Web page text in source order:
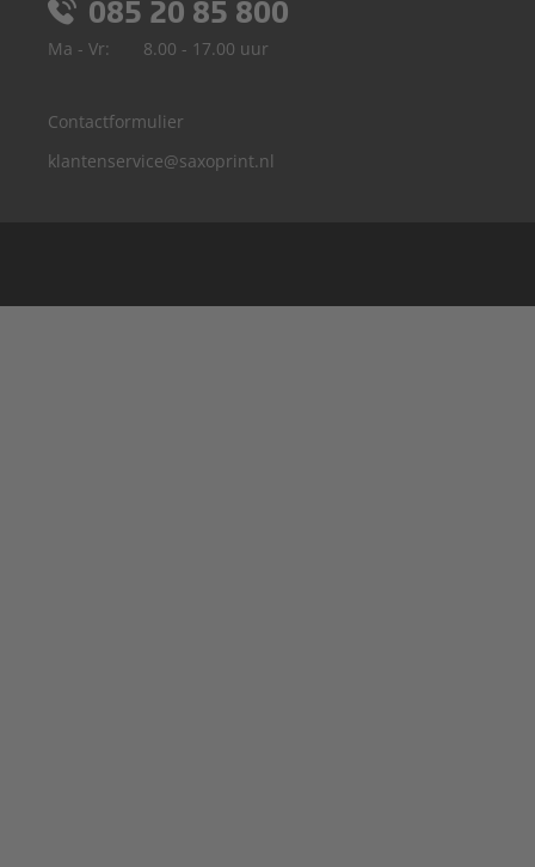
085 20 85 800
Ma - Vr: 8.00 - 17.00 uur
Contactformulier
klantenservice@saxoprint.nl